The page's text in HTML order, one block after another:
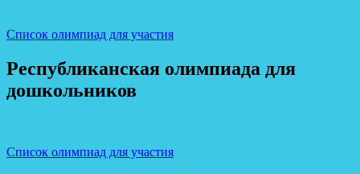
Список олимпиад для участия
Республиканская олимпиада для
дошкольников
Список олимпиад для участия